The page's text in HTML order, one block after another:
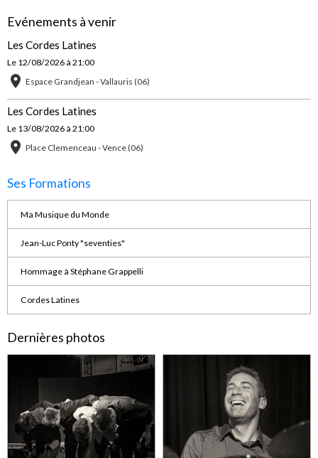
Evénements à venir
Les Cordes Latines
Le 12/08/2026 à 21:00
Espace Grandjean - Vallauris (06)
Les Cordes Latines
Le 13/08/2026 à 21:00
Place Clemenceau - Vence (06)
Ses Formations
Ma Musique du Monde
Jean-Luc Ponty "seventies"
Hommage à Stéphane Grappelli
Cordes Latines
Dernières photos